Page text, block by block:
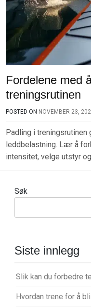
Fordelene med
treningsrutinen
POSTED ON NOVEMBER 23,
Padling i
leddbelastning. Lær å
intensitet, velge utstyr
Søk
Siste innlegg
Slik kan du forbedre
Hvordan trene for å